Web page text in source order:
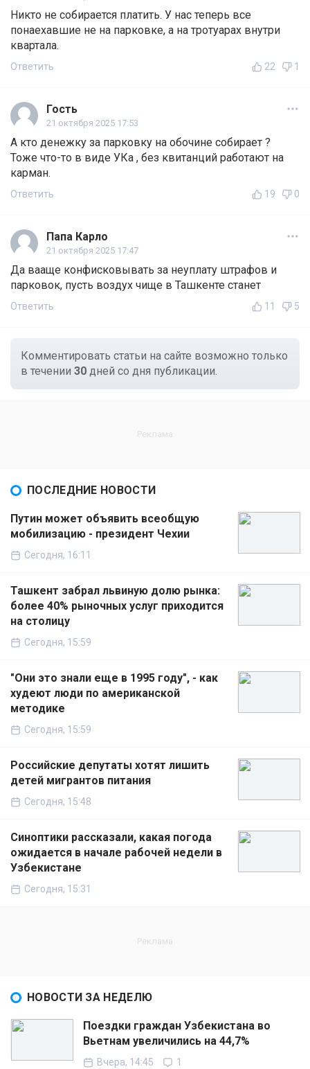
Никто не собирается платить. У нас теперь все
понаехавшие не на парковке, а на тротуарах внутри
квартала.
Ответить 22 1
Гость
21 октября 2025 17:53
А кто денежку за парковку на обочине собирает ?
Тоже что-то в виде УКа , без квитанций работают на
карман.
Ответить 19 0
Папа Карло
21 октября 2025 17:47
Да вааще конфисковывать за неуплату штрафов и
парковок, пусть воздух чище в Ташкенте станет
Ответить 11 5
Комментировать статьи на сайте возможно только
в течении 30 дней со дня публикации.
ПОСЛЕДНИЕ НОВОСТИ
Путин может объявить всеобщую
мобилизацию - президент Чехии
Сегодня, 16:11
Ташкент забрал львиную долю рынка:
более 40% рыночных услуг приходится
на столицу
Сегодня, 15:59
"Они это знали еще в 1995 году", - как
худеют люди по американской
методике
Сегодня, 15:59
Российские депутаты хотят лишить
детей мигрантов питания
Сегодня, 15:48
Синоптики рассказали, какая погода
ожидается в начале рабочей недели в
Узбекистане
Сегодня, 15:31
НОВОСТИ ЗА НЕДЕЛЮ
Поездки граждан Узбекистана во
Вьетнам увеличились на 44,7%
Вчера, 14:45 1